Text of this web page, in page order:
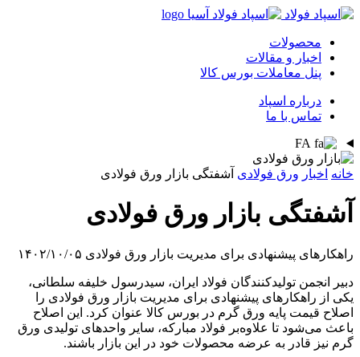
محصولات
اخبار و مقالات
پنل معاملات بورس کالا
درباره اسپاد
تماس با ما
FA
خانه اخبار ورق فولادی آشفتگی بازار ورق فولادی
آشفتگی بازار ورق فولادی
راهکارهای پیشنهادی برای مدیریت بازار ورق فولادی ۱۴۰۲/۱۰/۰۵
دبیر انجمن تولیدکنندگان فولاد ایران، سیدرسول خلیفه سلطانی،
یکی از راهکارهای پیشنهادی برای مدیریت بازار ورق فولادی را
اصلاح قیمت پایه ورق گرم در بورس کالا عنوان کرد. این اصلاح
باعث می‌شود تا علاوه‌بر فولاد مبارکه، سایر واحدهای تولیدی ورق
گرم نیز قادر به عرضه محصولات خود در این بازار باشند.